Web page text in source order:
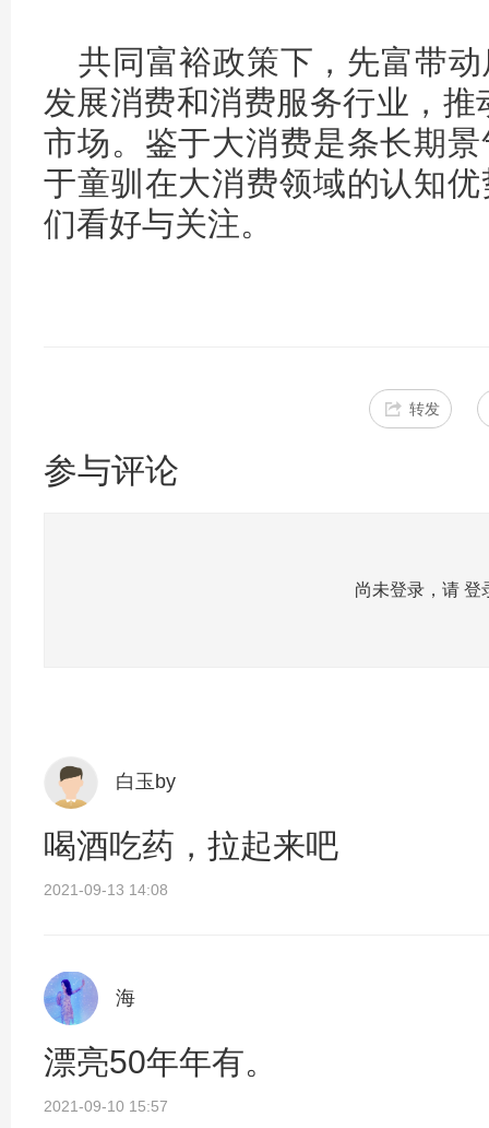
共同富裕政策下，先富带
发展消费和消费服务行业，
市场。鉴于大消费是条长期
于童驯在大消费领域的认知
们看好与关注。
转发
参与评论
尚未登录，请 登
白玉by
喝酒吃药，拉起来吧
2021-09-13 14:08
海
漂亮50年年有。
2021-09-10 15:57